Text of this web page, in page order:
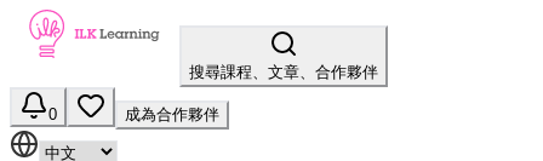
搜尋課程、文章、合作夥伴
0 成為合作夥伴